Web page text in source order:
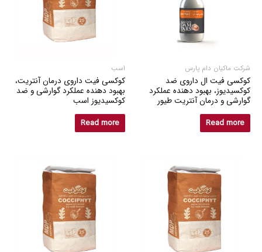
شرکت ماکیان دام پارس
کوکسی فیت ال داروی ضد
کوکسیدیوز، بهبود دهنده عملکرد
گوارشی و درمان آنتریت طیور
Read more
اسب
کوکسی فیت داروی درمان آنتریت،
بهبود دهنده عملکرد گوارشی و ضد
کوکسیدیوز اسب
Read more